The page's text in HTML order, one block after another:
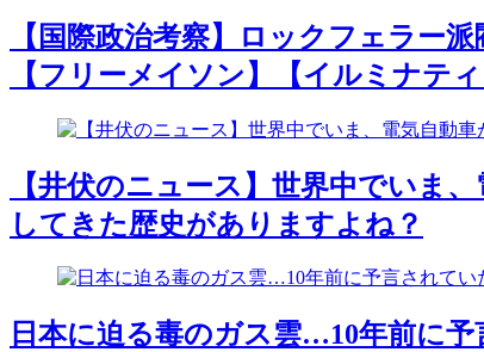
【国際政治考察】ロックフェラー
【フリーメイソン】【イルミナティ
【井伏のニュース】世界中でいま
してきた歴史がありますよね？
日本に迫る毒のガス雲…10年前に予